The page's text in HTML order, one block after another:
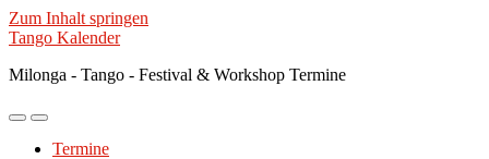
Zum Inhalt springen
Tango Kalender
Milonga - Tango - Festival & Workshop Termine
Mobile-Suchfeld
ein-/ausblenden
Termine